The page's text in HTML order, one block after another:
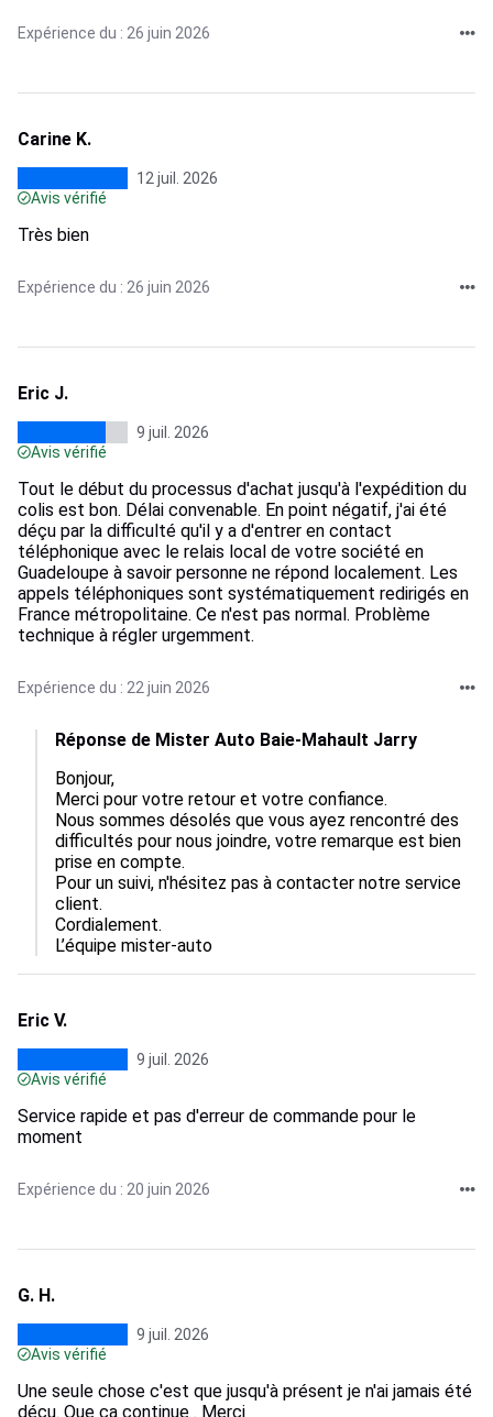
Expérience du : 26 juin 2026
Carine K.
12 juil. 2026
Avis vérifié
Très bien
Expérience du : 26 juin 2026
Eric J.
9 juil. 2026
Avis vérifié
Tout le début du processus d'achat jusqu'à l'expédition du
colis est bon. Délai convenable. En point négatif, j'ai été
déçu par la difficulté qu'il y a d'entrer en contact
téléphonique avec le relais local de votre société en
Guadeloupe à savoir personne ne répond localement. Les
appels téléphoniques sont systématiquement redirigés en
France métropolitaine. Ce n'est pas normal. Problème
technique à régler urgemment.
Expérience du : 22 juin 2026
Réponse de Mister Auto Baie-Mahault Jarry
Bonjour,
Merci pour votre retour et votre confiance.
Nous sommes désolés que vous ayez rencontré des
difficultés pour nous joindre, votre remarque est bien
prise en compte.
Pour un suivi, n'hésitez pas à contacter notre service
client.
Cordialement.
L’équipe mister-auto
Eric V.
9 juil. 2026
Avis vérifié
Service rapide et pas d'erreur de commande pour le
moment
Expérience du : 20 juin 2026
G. H.
9 juil. 2026
Avis vérifié
Une seule chose c'est que jusqu'à présent je n'ai jamais été
déçu. Que ça continue . Merci